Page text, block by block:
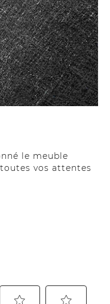
le meuble
vos attentes